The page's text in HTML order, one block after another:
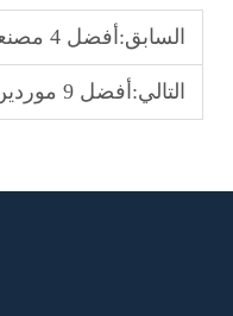
السابق: أفضل 4 مصنعي كراسي التدليك التجارية في الفلبين
التالي: أفضل 9 موردين لكراسي التدليك لمراكز العلاج الطبيعي